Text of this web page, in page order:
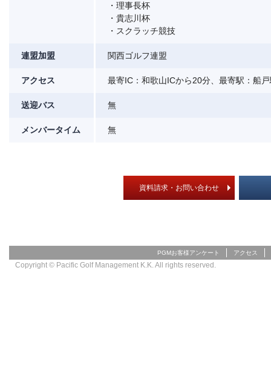
・理事長杯
・貴志川杯
・スクラッチ競技
連盟加盟 関西ゴルフ連盟
アクセス 最寄IC：和歌山ICから20分、最寄駅：船
送迎バス 無
メンバータイム 無
資料請求・お問い合わせ
PGMお客様アンケート アクセス
Copyright © Pacific Golf Management K.K. All rights reserved.